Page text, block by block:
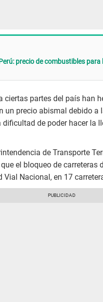
precio de combustibles
ciertas partes del país han
un precio abismal debido
de poder hacer la
de Transporte
el bloqueo de carreteras
Vial Nacional, en 17